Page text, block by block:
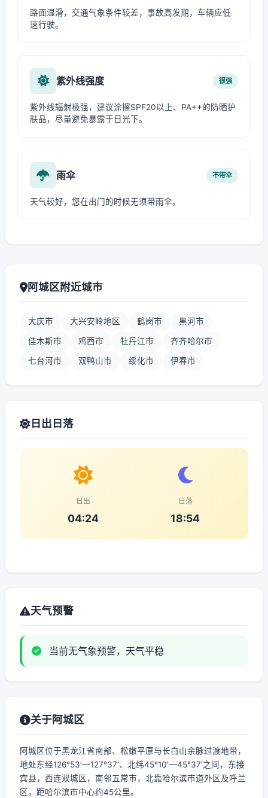
路面湿滑，交通气象条件较差，事故高发期，车辆应低
速行驶。
紫外线强度 很强
紫外线辐射极强，建议涂擦SPF20以上、PA++的防晒护
肤品，尽量避免暴露于日光下。
雨伞 不带伞
天气较好，您在出门的时候无须带雨伞。
阿城区附近城市
大庆市 大兴安岭地区 鹤岗市 黑河市
佳木斯市 鸡西市 牡丹江市 齐齐哈尔市
七台河市 双鸭山市 绥化市 伊春市
日出日落
日出
04:24
日落
18:54
天气预警
当前无气象预警，天气平稳
关于阿城区
阿城区位于黑龙江省南部、松嫩平原与长白山余脉过渡地带，
地处东经126°53′—127°37′、北纬45°10′—45°37′之间，东接
宾县，西连双城区，南邻五常市，北靠哈尔滨市道外区及呼兰
区，距哈尔滨市中心约45公里。